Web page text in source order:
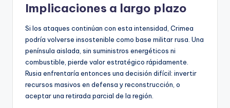
Implicaciones a largo plazo
Si los ataques continúan con esta intensidad, Crimea
podría volverse insostenible como base militar rusa. Una
península aislada, sin suministros energéticos ni
combustible, pierde valor estratégico rápidamente.
Rusia enfrentaría entonces una decisión difícil: invertir
recursos masivos en defensa y reconstrucción, o
aceptar una retirada parcial de la región.